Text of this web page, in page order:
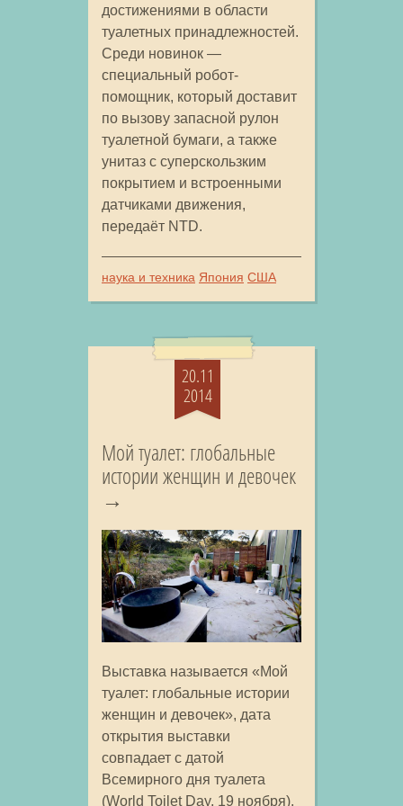
достижениями в области
туалетных принадлежностей.
Среди новинок —
специальный робот-
помощник, который доставит
по вызову запасной рулон
туалетной бумаги, а также
унитаз с суперскользким
покрытием и встроенными
датчиками движения,
передаёт NTD.
наука и техника Япония США
20.11
2014
Мой туалет: глобальные
истории женщин и девочек
Выставка называется «Мой
туалет: глобальные истории
женщин и девочек», дата
открытия выставки
совпадает с датой
Всемирного дня туалета
(World Toilet Day, 19 ноября).